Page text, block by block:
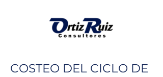
COSTEO DEL CICLO DE